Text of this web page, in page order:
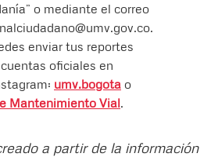
o mediante el correo
enviar tus reportes
oficiales en
umv.bogota o
Mantenimiento Vial.
a partir de la información